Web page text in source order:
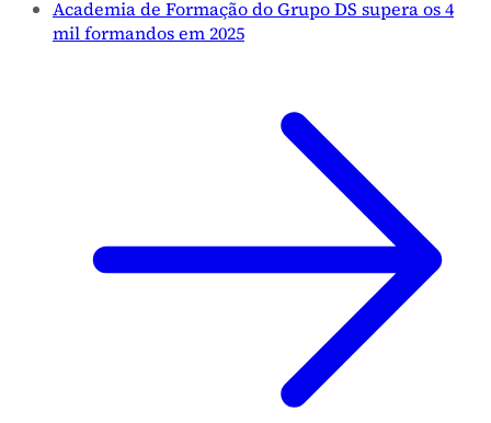
Academia de Formação do Grupo DS supera os 4
mil formandos em 2025